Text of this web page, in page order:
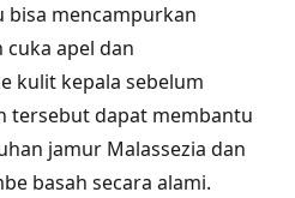
bisa mencampurkan
cuka apel dan
kulit kepala sebelum
tersebut dapat membantu
jamur Malassezia dan
basah secara alami.